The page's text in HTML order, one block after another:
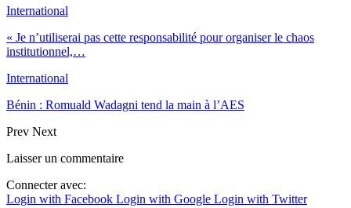
International
« Je n’utiliserai pas cette responsabilité pour organiser le chaos
institutionnel,…
International
Bénin : Romuald Wadagni tend la main à l’AES
Prev Next
Laisser un commentaire
Connecter avec:
Login with Facebook Login with Google Login with Twitter